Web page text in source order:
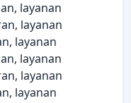
layanan
layanan
layanan
layanan
layanan
layanan